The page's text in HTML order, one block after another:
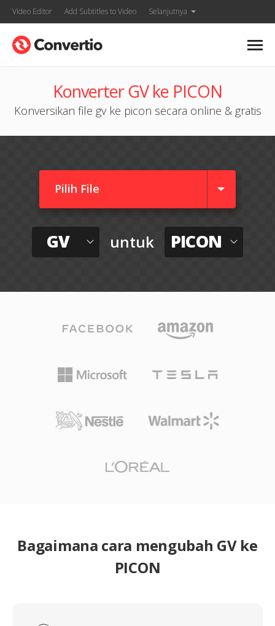
Video Editor Add Subtitles to Video Selanjutnya
Konverter GV ke PICON
Konversikan file gv ke picon secara online & gratis
Pilih File
GV untuk PICON
Bagaimana cara mengubah GV ke
PICON